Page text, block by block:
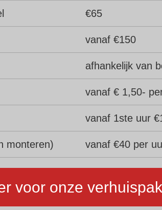
€65
vanaf €150
afhankelijk van
vanaf € 1,50-
vanaf 1ste uur
monteren) vanaf €40 per
voor onze